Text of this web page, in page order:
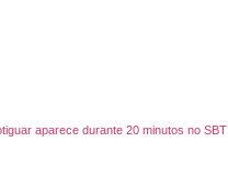
aparece durante 20 minutos no SBT